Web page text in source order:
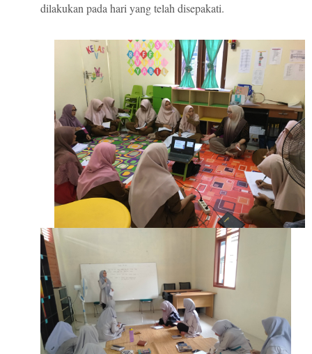
dilakukan pada hari yang telah disepakati.